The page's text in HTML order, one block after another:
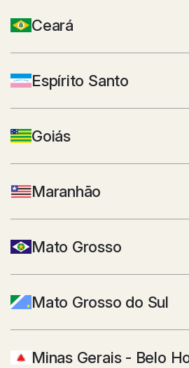
Ceará
Espírito Santo
Goiás
Maranhão
Mato Grosso
Mato Grosso do Sul
Minas Gerais - Belo